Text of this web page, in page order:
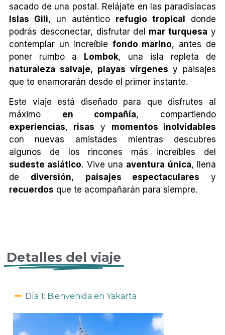
sacado de una postal. Relájate en las paradisíacas
Islas Gili, un auténtico refugio tropical
donde
podrás desconectar, disfrutar del mar turquesa y
contemplar un increíble fondo marino, antes de
poner rumbo a
Lombok, una isla repleta de
naturaleza salvaje, playas vírgenes y paisajes
que te enamorarán desde el primer instante.
Este viaje está diseñado para que disfrutes al
máximo en compañía, compartiendo
experiencias, risas y momentos inolvidables
con nuevas amistades mientras descubres
algunos de los rincones más increíbles del
sudeste asiático. Vive una aventura única, llena
de diversión, paisajes espectaculares y
recuerdos que te acompañarán para siempre.
Detalles del viaje
Día 1: Bienvenida en Yakarta